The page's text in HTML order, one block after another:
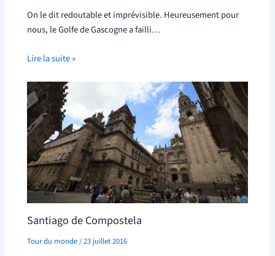
On le dit redoutable et imprévisible. Heureusement pour
nous, le Golfe de Gascogne a failli…
Lire la suite »
Santiago de Compostela
Tour du monde/23 juillet 2016